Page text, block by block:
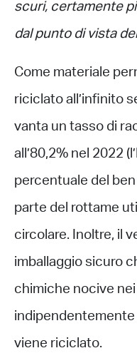
scuri, certamente
dal punto di vista
Come materiale
riciclato all’infinito
vanta un tasso di
all’80,2% nel 2022
percentuale del
parte del rottame
circolare. Inoltre, il
imballaggio sicuro
chimiche nocive
indipendentemente
viene riciclato.